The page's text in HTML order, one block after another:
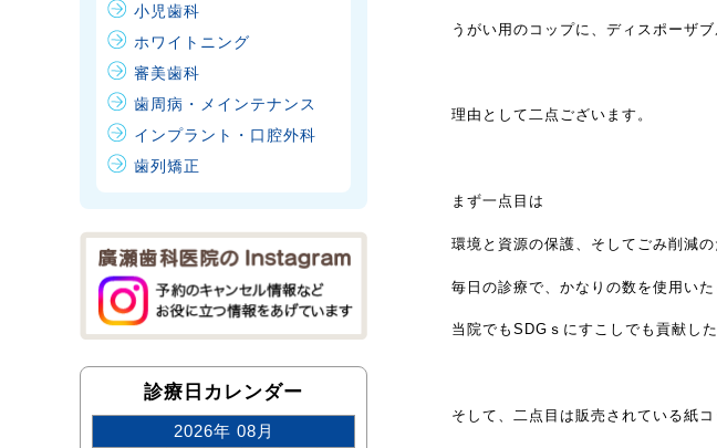
うがい用のコップに、ディスポーザ
理由として二点ございます。
まず一点目は
環境と資源の保護、そしてごみ削減の
毎日の診療で、かなりの数を使用いた
当院でもSDGｓにすこしでも貢献し
そして、二点目は販売されている紙
小児歯科
ホワイトニング
審美歯科
歯周病・メインテナンス
インプラント・口腔外科
歯列矯正
診療日カレンダー
2026年 08月